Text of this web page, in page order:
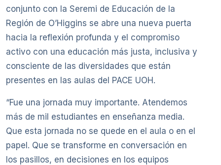
conjunto con la Seremi de Educación de la
Región de O’Higgins se abre una nueva puerta
hacia la reflexión profunda y el compromiso
activo con una educación más justa, inclusiva y
consciente de las diversidades que están
presentes en las aulas del PACE UOH.
“Fue una jornada muy importante. Atendemos
más de mil estudiantes en enseñanza media.
Que esta jornada no se quede en el aula o en el
papel. Que se transforme en conversación en
los pasillos, en decisiones en los equipos